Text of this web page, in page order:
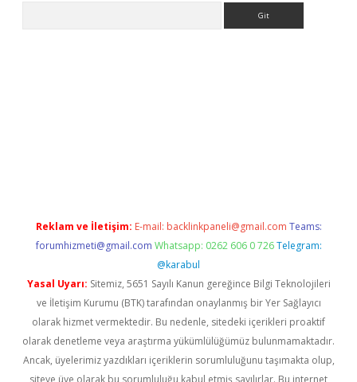
Reklam ve İletişim: E-mail: backlinkpaneli@gmail.com Teams:
forumhizmeti@gmail.com Whatsapp: 0262 606 0 726 Telegram:
@karabul
Yasal Uyarı: Sitemiz, 5651 Sayılı Kanun gereğince Bilgi Teknolojileri
ve İletişim Kurumu (BTK) tarafından onaylanmış bir Yer Sağlayıcı
olarak hizmet vermektedir. Bu nedenle, sitedeki içerikleri proaktif
olarak denetleme veya araştırma yükümlülüğümüz bulunmamaktadır.
Ancak, üyelerimiz yazdıkları içeriklerin sorumluluğunu taşımakta olup,
siteye üye olarak bu sorumluluğu kabul etmiş sayılırlar. Bu internet